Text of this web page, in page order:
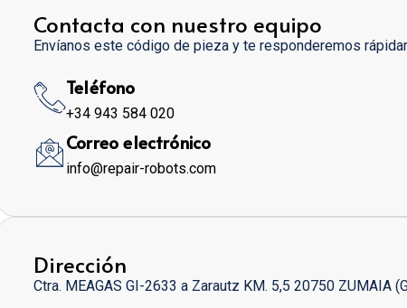
Contacta con nuestro equipo
Envíanos este código de pieza y te responderemos
Teléfono
+34 943 584 020
Correo electrónico
info@repair-robots.com
Dirección
Ctra. MEAGAS GI-2633 a Zarautz KM. 5,5 20750 ZUMAIA